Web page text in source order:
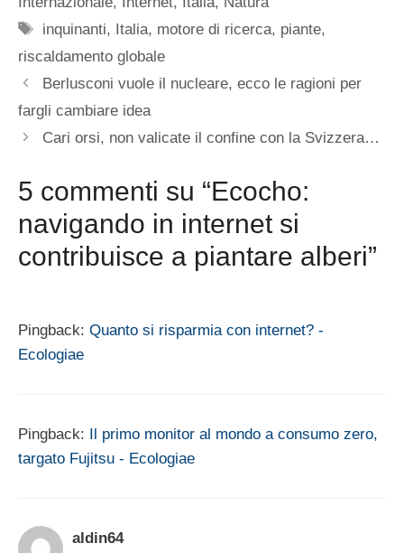
Tag
inquinanti, Italia, motore di ricerca, piante,
riscaldamento globale
Berlusconi vuole il nucleare, ecco le ragioni per
fargli cambiare idea
Cari orsi, non valicate il confine con la Svizzera…
5 commenti su “Ecocho:
navigando in internet si
contribuisce a piantare alberi”
Pingback: Quanto si risparmia con internet? -
Ecologiae
Pingback: Il primo monitor al mondo a consumo zero,
targato Fujitsu - Ecologiae
aldin64